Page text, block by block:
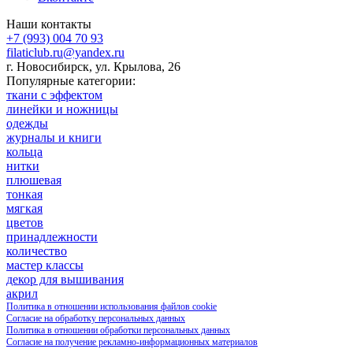
Наши контакты
+7 (993) 004 70 93
filaticlub.ru@yandex.ru
г. Новосибирск, ул. Крылова, 26
Популярные категории:
ткани с эффектом
линейки и ножницы
одежды
журналы и книги
кольца
нитки
плюшевая
тонкая
мягкая
цветов
принадлежности
количество
мастер классы
декор для вышивания
акрил
Политика в отношении использования файлов cookie
Согласие на обработку персональных данных
Политика в отношении обработки персональных данных
Согласие на получение рекламно-информационных материалов